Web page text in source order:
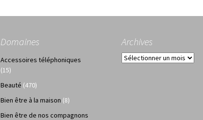
Domaines
Accessoires téléphoniques
(15)
Beauté (470)
Bien être à la maison (8)
Bien être de nos compagnons
Archives
Archives